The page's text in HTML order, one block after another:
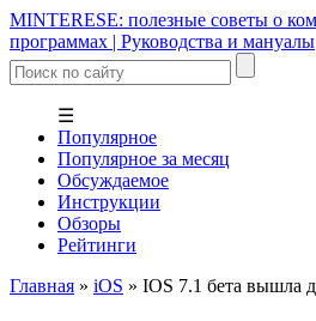
MINTERESE: полезные советы о
программах | Руководства и мануалы
☰
Популярное
Популярное за месяц
Обсуждаемое
Инструкции
Обзоры
Рейтинги
Главная » iOS » IOS 7.1 бета вышла